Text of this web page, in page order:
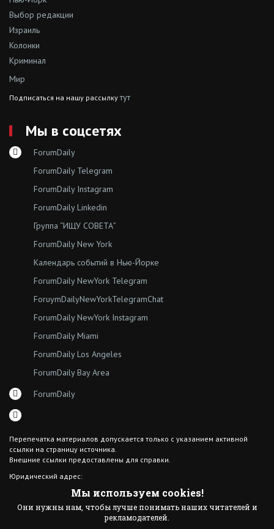
Выбор редакции
Израиль
Колонки
Криминал
Мир
Подписаться на нашу рассылкутут
Мы в соцсетях
ForumDaily
ForumDaily Telegram
ForumDaily Instagram
ForumDaily Linkedin
Группа “ИЩУ СОВЕТА”
ForumDaily New York
Календарь событий в Нью-Йорке
ForumDaily NewYork Telegram
ForuymDailyNewYorkTelegramChat
ForumDaily NewYork Instagram
ForumDaily Miami
ForumDaily Los Angeles
ForumDaily Bay Area
ForumDaily
Перепечатка материалов допускается только с указанием активной
ссылки на страницу источника.
Внешние ссылки предоставлены для справки.
Юридический адрес:
Brooklyn NY 11204
© 2015 ForumDaily inc.
Мы используем cookies!
Они нужны нам, чтобы лучше понимать наших читателей и
рекламодателей.